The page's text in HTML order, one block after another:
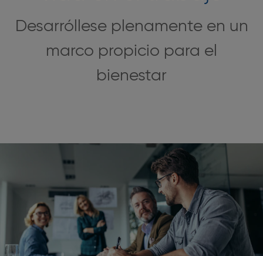
Desarróllese plenamente en un
marco propicio para el
bienestar